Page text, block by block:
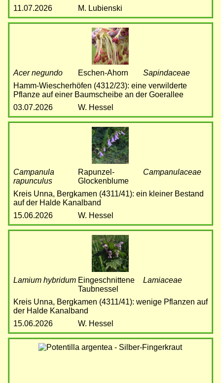
11.07.2026
M. Lubienski
Acer negundo Eschen-Ahorn
Sapindaceae
Hamm-Wiescherhöfen (4312/23): eine verwilderte
Pflanze auf einer Baumscheibe an der Goerallee
03.07.2026
W. Hessel
Campanula
rapunculus
Rapunzel-
Glockenblume
Campanulaceae
Kreis Unna, Bergkamen (4311/41): ein kleiner Bestand
auf der Halde Kanalband
15.06.2026
W. Hessel
Lamium hybridum Eingeschnittene
Taubnessel
Lamiaceae
Kreis Unna, Bergkamen (4311/41): wenige Pflanzen auf
der Halde Kanalband
15.06.2026
W. Hessel